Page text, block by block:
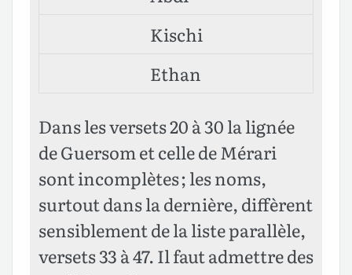
Kischi
Ethan
Dans les versets 20 à 30 la lignée
de Guersom et celle de Mérari
sont incomplètes ; les noms,
surtout dans la dernière, diffèrent
sensiblement de la liste parallèle,
versets 33 à 47. Il faut admettre des